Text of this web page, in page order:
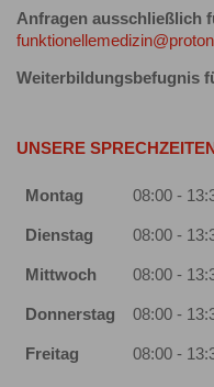
Anfragen ausschließlich
Weiterbildungsbefugnis
UNSERE SPRECHZEITEN
Montag 08:00 -
Dienstag 08:00 -
Mittwoch 08:00 -
Donnerstag 08:00 -
Freitag 08:00 -